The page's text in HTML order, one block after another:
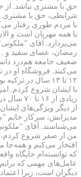
حق با مشتری نباشد. از
شرایطی، حق با مشتری
با مردم طوری رفتار
با همه مهربان است و
می‌پردازد. آقای
رمضان، عصای سفید و …
ضعیف جامعه هم‌درد
۱۲ تا ۱۳ سال در
زیادی از ۱۶ تا ۷۰ سال در آن مشغول به کار هستند.
از دیگر ویژگی‌های
مدیرانش، سرکار خانم
می‌شناسند. آقای
من از صفر شروع کردم،
افتخار می‌کنم و همه‌جا
که توانسته‌ام جایگاه
عامل‌های مهمی که برایم
دیگران است، زیرا